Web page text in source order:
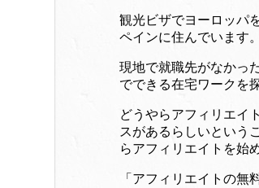
観光ビザでヨーロッパ
ペインに住んでいます。
現地で就職先がなかっ
でできる在宅ワークを
どうやらアフィリエイ
スがあるらしいという
らアフィリエイトを始
「アフィリエイトの無